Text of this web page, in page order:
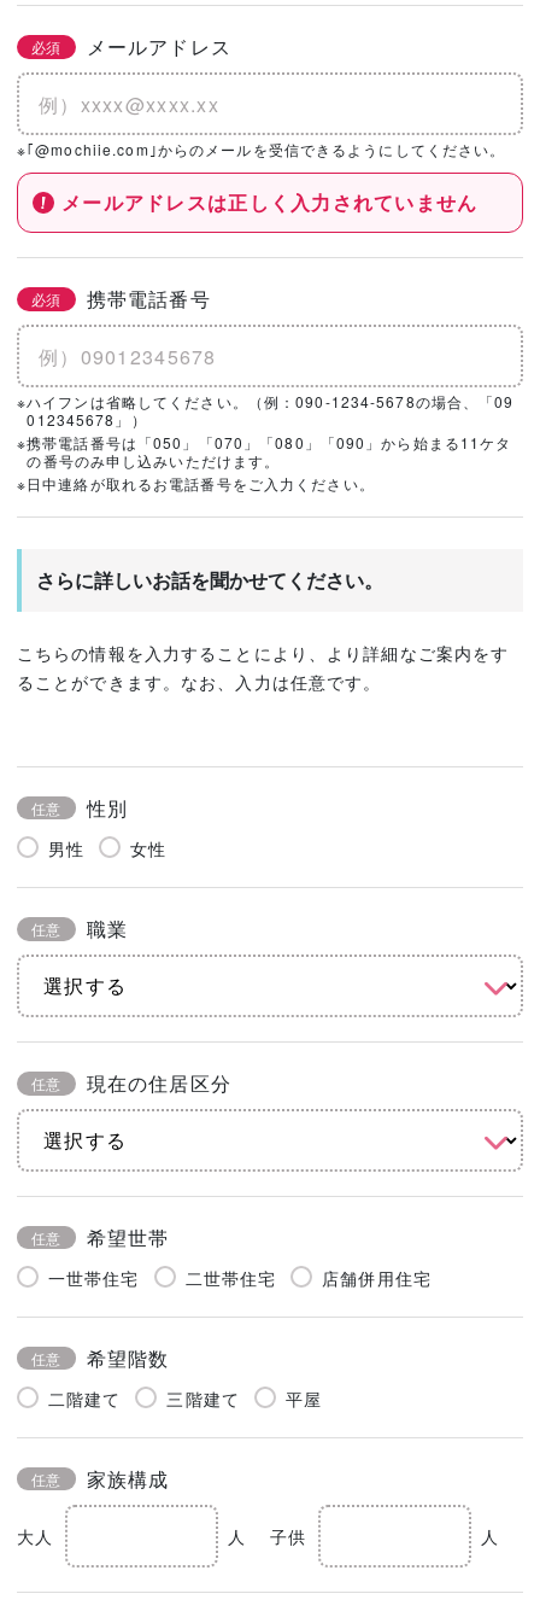
必須 メールアドレス
※｢@mochiie.com｣からのメールを受信できるようにしてください。
メールアドレスは正しく入力されていません
必須 携帯電話番号
※ハイフンは省略してください。（例：090-1234-5678の場合、「09
012345678」）
※携帯電話番号は「050」「070」「080」「090」から始まる11ケタ
の番号のみ申し込みいただけます。
※日中連絡が取れるお電話番号をご入力ください。
さらに詳しいお話を聞かせてください。
こちらの情報を入力することにより、より詳細なご案内をす
ることができます。なお、入力は任意です。
任意 性別
男性 女性
任意 職業
任意 現在の住居区分
任意 希望世帯
一世帯住宅 二世帯住宅 店舗併用住宅
任意 希望階数
二階建て 三階建て 平屋
任意 家族構成
大人 人 子供 人